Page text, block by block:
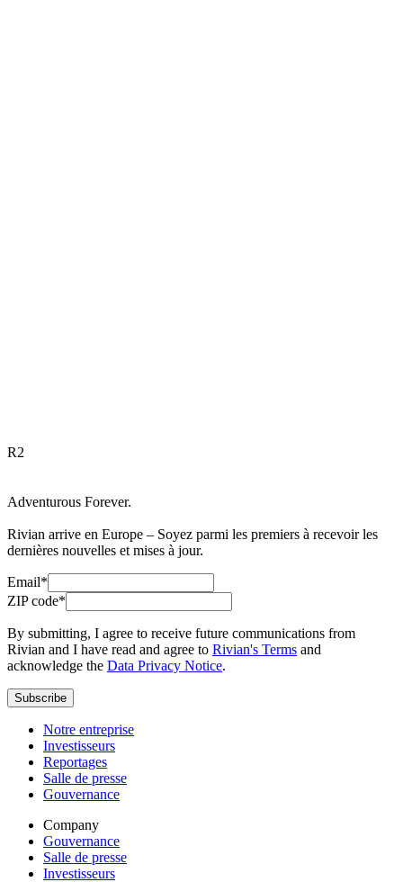
R2
Adventurous Forever.
Rivian arrive en Europe – Soyez parmi les premiers à recevoir les
dernières nouvelles et mises à jour.
Email*
ZIP code*
By submitting, I agree to receive future communications from
Rivian and I have read and agree to Rivian's Terms and
acknowledge the Data Privacy Notice.
Subscribe
Notre entreprise
Investisseurs
Reportages
Salle de presse
Gouvernance
Company
Gouvernance
Salle de presse
Investisseurs